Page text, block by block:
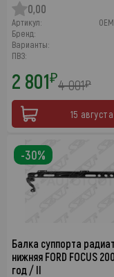
0,00
Артикул:
Бренд:
Варианты:
ПВЗ:
2 801₽4 001₽
15 августа
Балка суппорта
нижняя FORD FOCUS
год / II
-30%